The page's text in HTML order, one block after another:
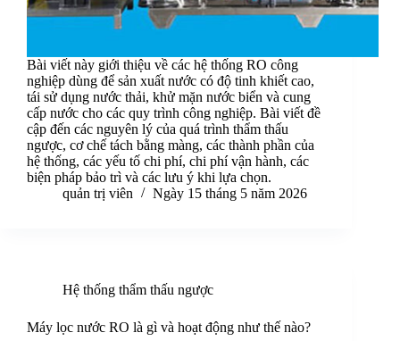
Bài viết này giới thiệu về các hệ thống RO công
nghiệp dùng để sản xuất nước có độ tinh khiết cao,
tái sử dụng nước thải, khử mặn nước biển và cung
cấp nước cho các quy trình công nghiệp. Bài viết đề
cập đến các nguyên lý của quá trình thẩm thấu
ngược, cơ chế tách bằng màng, các thành phần của
hệ thống, các yếu tố chi phí, chi phí vận hành, các
biện pháp bảo trì và các lưu ý khi lựa chọn.
quản trị viên
Ngày 15 tháng 5 năm 2026
Hệ thống thẩm thấu ngược
Máy lọc nước RO là gì và hoạt động như thế nào?